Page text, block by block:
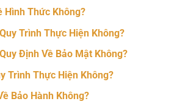
Hình Thức Không?
Trình Thực Hiện Không?
Định Về Bảo Mật Không?
Trình Thực Hiện Không?
Bảo Hành Không?